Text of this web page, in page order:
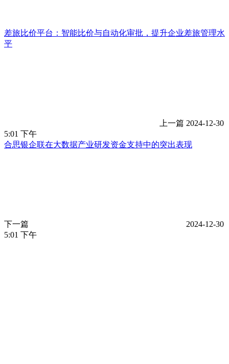
差旅比价平台：智能比价与自动化审批，提升企业差旅管理水
平
上一篇 2024-12-30
5:01 下午
合思银企联在大数据产业研发资金支持中的突出表现
下一篇
2024-12-30
5:01 下午